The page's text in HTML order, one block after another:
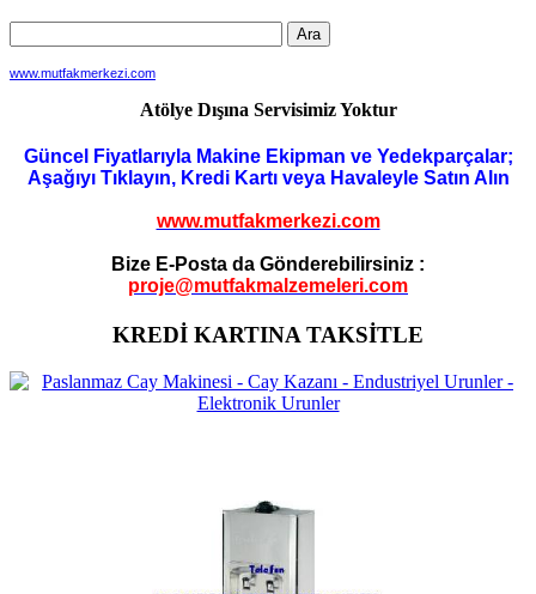
www.mutfakmerkezi.com
Atölye Dışına Servisimiz Yoktur
Güncel Fiyatlarıyla Makine Ekipman ve Yedekparçalar;
Aşağıyı Tıklayın, Kredi Kartı veya Havaleyle Satın Alın
www.mutfakmerkezi.com
Bize E-Posta da Gönderebilirsiniz :
proje@mutfakmalzemeleri.com
KREDİ KARTINA TAKSİTLE